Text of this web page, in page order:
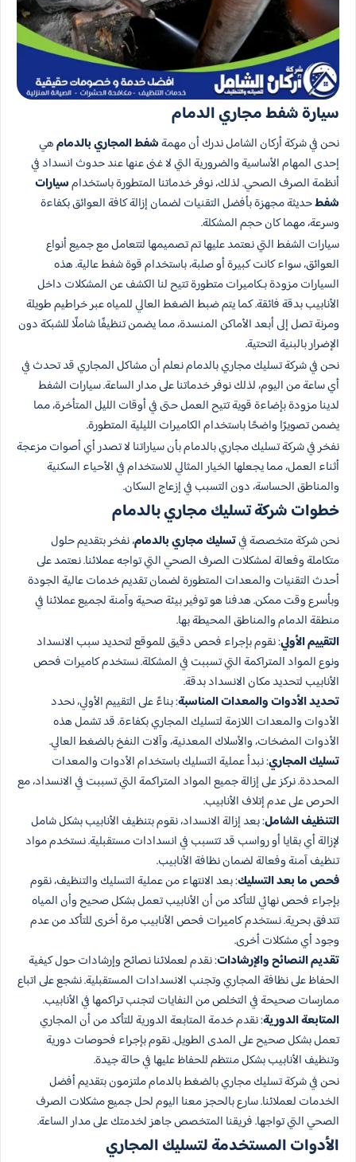
سيارة شفط مجاري الدمام
نحن في شركة أركان الشامل ندرك أن مهمةشفط المجاري بالدمامهي
إحدى المهام الأساسية والضرورية التي لا غنى عنها عند حدوث انسداد في
أنظمة الصرف الصحي. لذلك، نوفر خدماتنا المتطورة باستخدامسيارات
شفطحديثة مجهزة بأفضل التقنيات لضمان إزالة كافة العوائق بكفاءة
وسرعة، مهما كان حجم المشكلة.
سيارات الشفط التي نعتمد عليها تم تصميمها لتتعامل مع جميع أنواع
العوائق، سواء كانت كبيرة أو صلبة، باستخدام قوة شفط عالية. هذه
السيارات مزودة بـكاميرات متطورة تتيح لنا الكشف عن المشكلات داخل
الأنابيب بدقة فائقة. كما يتم ضبط الضغط العالي للمياه عبر خراطيم طويلة
ومرنة تصل إلى أبعد الأماكن المنسدة، مما يضمن تنظيفًا شاملًا للشبكة دون
الإضرار بالبنية التحتية.
نحن في شركة تسليك مجاري بالدمام نعلم أن مشاكل المجاري قد تحدث في
أي ساعة من اليوم، لذلك نوفر خدماتنا على مدار الساعة. سيارات الشفط
لدينا مزودة بإضاءة قوية تتيح العمل حتى في أوقات الليل المتأخرة، مما
يضمن تصويرًا واضحًا باستخدام الكاميرات الليلية المتطورة.
نفخر في شركة تسليك مجاري بالدمام بأن سياراتنا لا تصدر أي أصوات مزعجة
أثناء العمل، مما يجعلها الخيار المثالي للاستخدام في الأحياء السكنية
والمناطق الحساسة، دون التسبب في إزعاج السكان.
خطوات شركة تسليك مجاري بالدمام
نحن شركة متخصصة فيتسليك مجاري بالدمام، نفخر بتقديم حلول
متكاملة وفعالة لمشكلات الصرف الصحي التي تواجه عملائنا. نعتمد على
أحدث التقنيات والمعدات المتطورة لضمان تقديم خدمات عالية الجودة
وبأسرع وقت ممكن. هدفنا هو توفير بيئة صحية وآمنة لجميع عملائنا في
منطقة الدمام والمناطق المحيطة بها.
التقييم الأولي: نقوم بإجراء فحص دقيق للموقع لتحديد سبب الانسداد
ونوع المواد المتراكمة التي تسببت في المشكلة. نستخدم كاميرات فحص
الأنابيب لتحديد مكان الانسداد بدقة.
تحديد الأدوات والمعدات المناسبة: بناءً على التقييم الأولي، نحدد
الأدوات والمعدات اللازمة لتسليك المجاري بكفاءة. قد تشمل هذه
الأدوات المضخات، والأسلاك المعدنية، وآلات النفخ بالضغط العالي.
تسليك المجاري: نبدأ عملية التسليك باستخدام الأدوات والمعدات
المحددة. نركز على إزالة جميع المواد المتراكمة التي تسببت في الانسداد، مع
الحرص على عدم إتلاف الأنابيب.
التنظيف الشامل: بعد إزالة الانسداد، نقوم بتنظيف الأنابيب بشكل شامل
لإزالة أي بقايا أو رواسب قد تتسبب في انسدادات مستقبلية. نستخدم مواد
تنظيف آمنة وفعالة لضمان نظافة الأنابيب.
فحص ما بعد التسليك: بعد الانتهاء من عملية التسليك والتنظيف، نقوم
بإجراء فحص نهائي للتأكد من أن الأنابيب تعمل بشكل صحيح وأن المياه
تتدفق بحرية. نستخدم كاميرات فحص الأنابيب مرة أخرى للتأكد من عدم
وجود أي مشكلات أخرى.
تقديم النصائح والإرشادات: نقدم لعملائنا نصائح وإرشادات حول كيفية
الحفاظ على نظافة المجاري وتجنب الانسدادات المستقبلية. نشجع على اتباع
ممارسات صحيحة في التخلص من النفايات لتجنب تراكمها في الأنابيب.
المتابعة الدورية: نقدم خدمة المتابعة الدورية للتأكد من أن المجاري
تعمل بشكل صحيح على المدى الطويل. نقوم بإجراء فحوصات دورية
وتنظيف الأنابيب بشكل منتظم للحفاظ عليها في حالة جيدة.
نحن في شركة تسليك مجاري بالضغط بالدمام ملتزمون بتقديم أفضل
الخدمات لعملائنا. سارع بالحجز معنا اليوم لحل جميع مشكلات الصرف
الصحي التي تواجها. فريقنا المتخصص جاهز لخدمتك على مدار الساعة.
الأدوات المستخدمة لتسليك المجاري